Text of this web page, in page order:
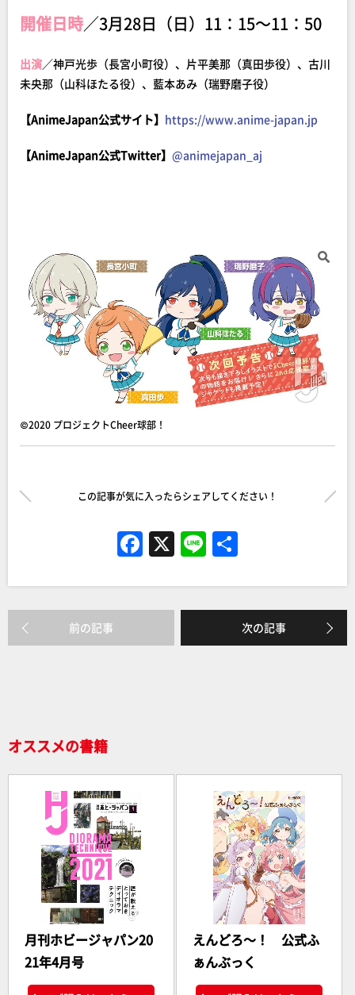
開催日時／3月28日（日）11：15～11：50
出演／神戸光歩（長宮小町役）、片平美那（真田歩役）、古川
未央那（山科ほたる役）、藍本あみ（瑞野磨子役）
【AnimeJapan公式サイト】 https://www.anime-japan.jp
【AnimeJapan公式Twitter】 @animejapan_aj
©2020 プロジェクトCheer球部！
この記事が気に入ったらシェアしてください！
F
a
c
e
b
X Li
n
e
前の記事 次の記事
オススメの書籍
月刊ホビージャパン20
21年4月号
えんどろ～！ 公式ふ
ぁんぶっく